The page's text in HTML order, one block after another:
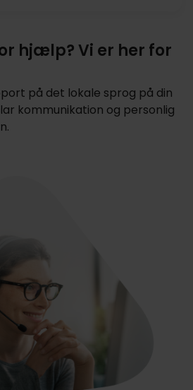
hjælp? Vi er her for
på det lokale sprog på din
kommunikation og personlig